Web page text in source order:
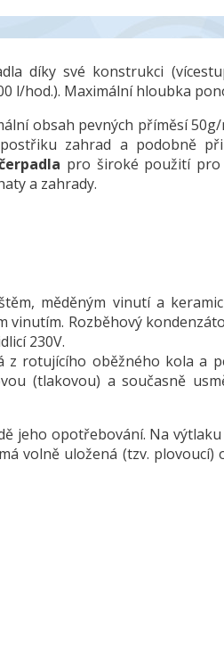
díky své konstrukci
l/hod.). Maximální hloubka
obsah pevných příměsí
zahrad a podobně
pro široké použití
a zahrady.
měděným vinutí a
Rozběhový
230V.
rotujícího oběžného kola a
(tlakovou) a současně
jeho opotřebování. Na
volně uložená (tzv. plovoucí)